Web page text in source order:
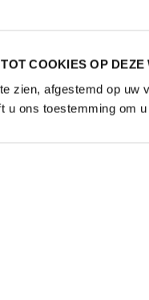
COOKIES OP DEZE
zien, afgestemd op
u ons toestemming om